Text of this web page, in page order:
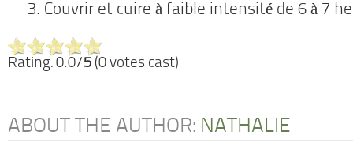
Couvrir et cuire à faible intensité de 6 à 7
Rating: 0.0/5 (0 votes cast)
ABOUT THE AUTHOR: NATHALIE